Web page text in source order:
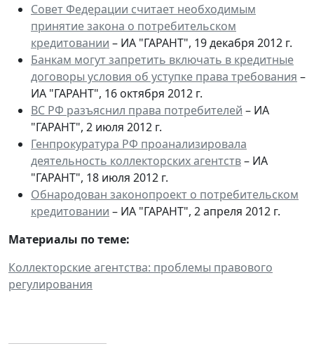
Совет Федерации считает необходимым
принятие закона о потребительском
кредитовании – ИА "ГАРАНТ", 19 декабря 2012 г.
Банкам могут запретить включать в кредитные
договоры условия об уступке права требования –
ИА "ГАРАНТ", 16 октября 2012 г.
ВС РФ разъяснил права потребителей – ИА
"ГАРАНТ", 2 июля 2012 г.
Генпрокуратура РФ проанализировала
деятельность коллекторских агентств– ИА
"ГАРАНТ", 18 июля 2012 г.
Обнародован законопроект о потребительском
кредитовании – ИА "ГАРАНТ", 2 апреля 2012 г.
Материалы по теме:
Коллекторские агентства: проблемы правового
регулирования